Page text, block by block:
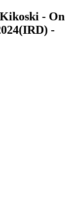
- On
-